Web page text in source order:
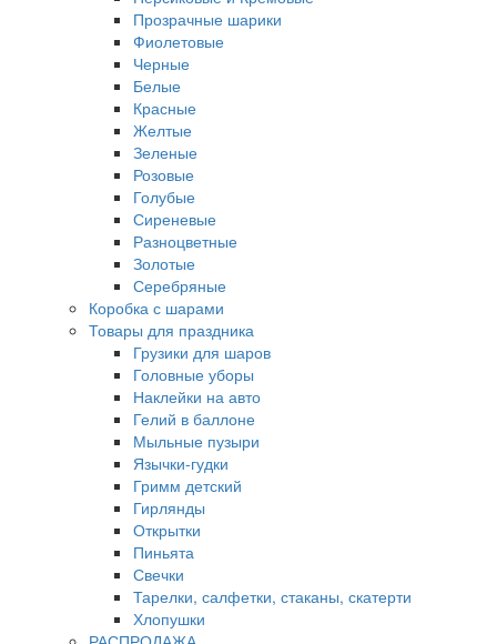
Прозрачные шарики
Фиолетовые
Черные
Белые
Красные
Желтые
Зеленые
Розовые
Голубые
Сиреневые
Разноцветные
Золотые
Серебряные
Коробка с шарами
Товары для праздника
Грузики для шаров
Головные уборы
Наклейки на авто
Гелий в баллоне
Мыльные пузыри
Язычки-гудки
Гримм детский
Гирлянды
Открытки
Пиньята
Свечки
Тарелки, салфетки, стаканы, скатерти
Хлопушки